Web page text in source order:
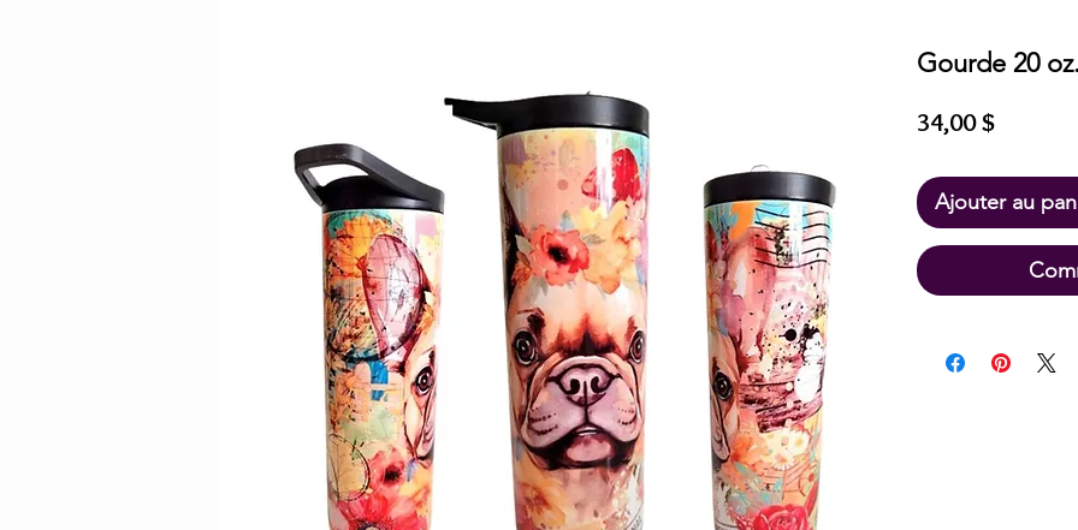
Gourde 20
34,00 $Prix
Ajouter au